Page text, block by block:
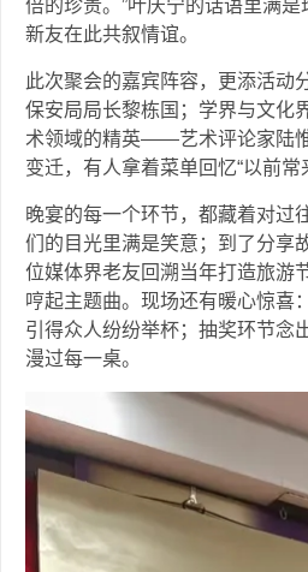
倍的珍贵。”叶庆宁的话语里满
新友在此共叙情谊。
此次聚会的嘉宾阵容，更添活动
保安局局长黎栋国；学界与文化
术领域的精英——艺术评论家陆
变迁，有人拿着菜单回忆“以前
晚宴的每一个环节，都藏着对过
们的目光里满是笑意；到了分享
位媒体界老友回溯当年打造旅游
哼起主题曲。现场还有暖心惊喜
引得众人纷纷举杯；抽奖环节念
漫过每一桌。